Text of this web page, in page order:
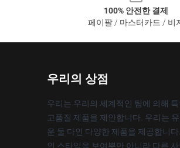
100% 안전한 결제
페이팔 / 마스터카드 / 비
우리의 상점
우리는 우리의 세계적인 팀에 의해 특
고품질 제품을 제안합니다. 우리는
운 둘 다인 다양한 제품을 제공합니
인 스타일을 보여뿐만 아니라 다른